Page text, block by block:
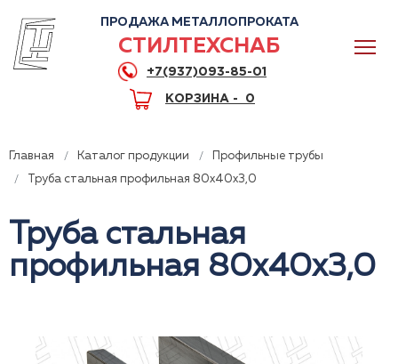
ПРОДАЖА МЕТАЛЛОПРОКАТА
СТИЛТЕХСНАБ
+7(937)093-85-01
КОРЗИНА - 0
Главная Каталог продукции
Профильные трубы
Труба стальная профильная 80x40x3,0
Труба стальная
профильная 80x40x3,0